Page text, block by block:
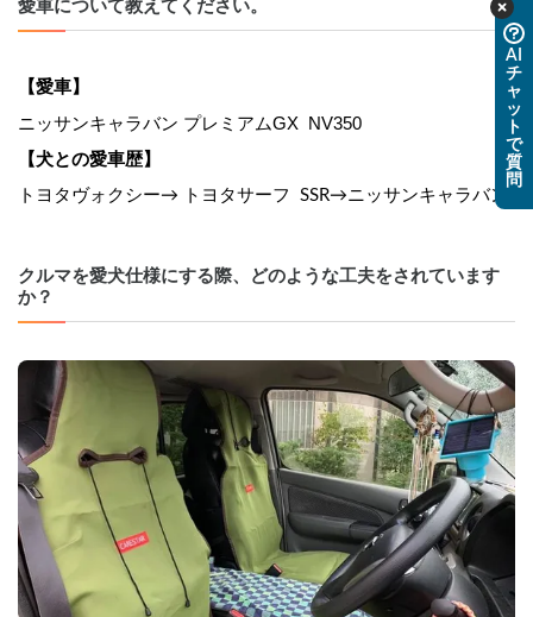
愛車について教えてください。
【愛車】
ニッサンキャラバン プレミアムGX  NV350
【犬との愛車歴】
トヨタヴォクシー→ トヨタサーフ  SSR→ニッサンキャラバン
クルマを愛犬仕様にする際、どのような工夫をされています
か？
AI
チ
ャ
ッ
ト
で
質
問